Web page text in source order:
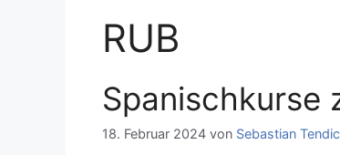
RUB
Spanischkurse
18. Februar 2024 von Sebastian